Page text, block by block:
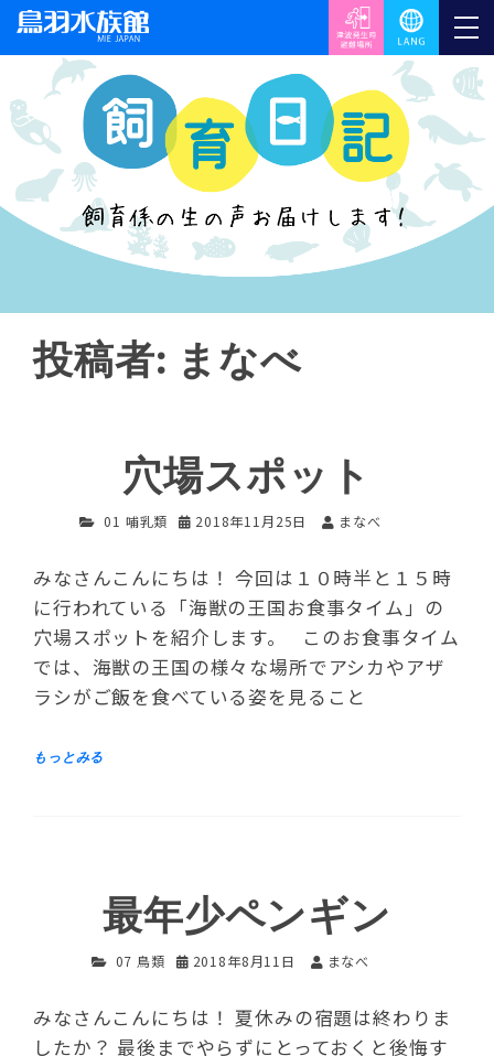
投稿者: まなべ
穴場スポット
01 哺乳類 2018年11月25日 まなべ
みなさんこんにちは！ 今回は１０時半と１５時
に行われている「海獣の王国お食事タイム」の
穴場スポットを紹介します。 このお食事タイム
では、海獣の王国の様々な場所でアシカやアザ
ラシがご飯を食べている姿を見ること
最年少ペンギン
07 鳥類 2018年8月11日 まなべ
みなさんこんにちは！ 夏休みの宿題は終わりま
したか？ 最後までやらずにとっておくと後悔す